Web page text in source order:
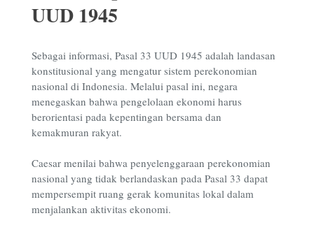
UUD 1945
Sebagai informasi, Pasal 33 UUD 1945 adalah landasan
konstitusional yang mengatur sistem perekonomian
nasional di Indonesia. Melalui pasal ini, negara
menegaskan bahwa pengelolaan ekonomi harus
berorientasi pada kepentingan bersama dan
kemakmuran rakyat.
Caesar menilai bahwa penyelenggaraan perekonomian
nasional yang tidak berlandaskan pada Pasal 33 dapat
mempersempit ruang gerak komunitas lokal dalam
menjalankan aktivitas ekonomi.